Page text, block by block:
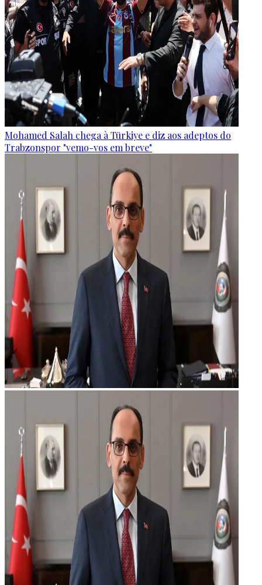
Mohamed Salah chega à Türkiye e diz aos adeptos do
Trabzonspor "vemo-vos em breve"